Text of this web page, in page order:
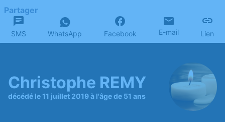
Partager
SMS WhatsApp Facebook E-mail Lien
Christophe REMY
décédé le 11 juillet 2019 à l'âge de 51 ans